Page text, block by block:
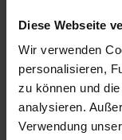
Diese Webseite
Wir verwenden
personalisieren,
zu können und
analysieren.
Verwendung